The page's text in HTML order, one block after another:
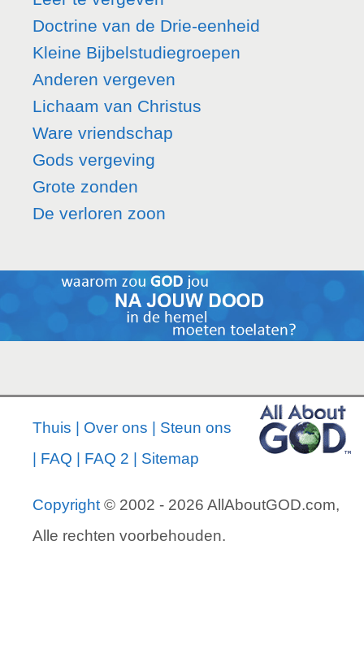
Doctrine van de Drie-eenheid
Kleine Bijbelstudiegroepen
Anderen vergeven
Lichaam van Christus
Ware vriendschap
Gods vergeving
Grote zonden
De verloren zoon
Thuis Over ons
Steun ons
FAQ FAQ 2 Sitemap
Copyright© 2002 - 2026 AllAboutGOD.com,
Alle rechten voorbehouden.